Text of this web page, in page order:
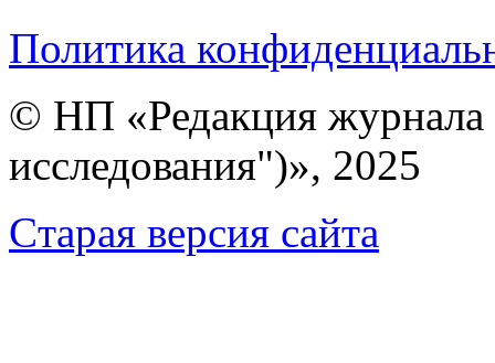
Политика
© НП «Редакция
исследования")», 2025
Cтарая версия сайта